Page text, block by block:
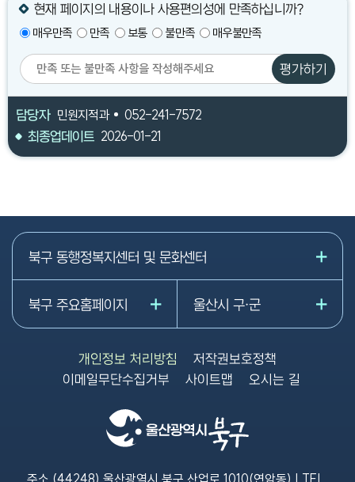
현재 페이지의 내용이나 사용편의성에 만족하십니까?
매우만족 만족 보통 불만족 매우불만족
평가하기
담당자 민원지적과
052-241-7572
최종업데이트 2026-01-21
북구 동행정복지센터 및 문화센터
북구 주요홈페이지 울산시 구·군
개인정보 처리방침
저작권보호정책
이메일무단수집거부
사이트맵 오시는 길